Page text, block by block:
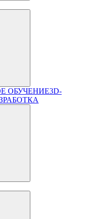
ОБУЧЕНИЕ3D-